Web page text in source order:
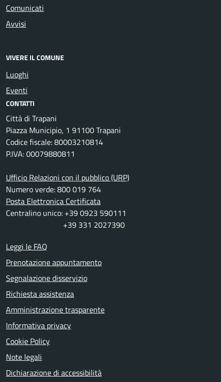
Comunicati
Avvisi
VIVERE IL COMUNE
Luoghi
Eventi
CONTATTI
Città di Trapani
Piazza Municipio, 1 91100 Trapani
Codice fiscale: 80003210814
P.IVA: 00079880811
Ufficio Relazioni con il pubblico (URP)
Numero verde: 800 019 764
Posta Elettronica Certificata
Centralino unico: +39 0923 590111
+39 331 2027390
Leggi le FAQ
Prenotazione appuntamento
Segnalazione disservizio
Richiesta assistenza
Amministrazione trasparente
Informativa privacy
Cookie Policy
Note legali
Dichiarazione di accessibilità